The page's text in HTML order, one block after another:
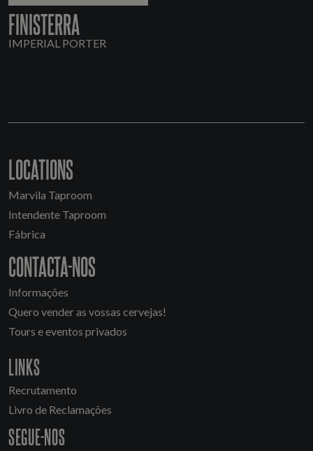
FINISTERRA
IMPERIAL PORTER
LOCATIONS
Marvila Taproom
Intendente Taproom
Fábrica
CONTACTA-NOS
Informações
Quero vender as vossas cervejas!
Tours e eventos privados
LINKS
Recrutamento
Livro de Reclamações
SEGUE-NOS